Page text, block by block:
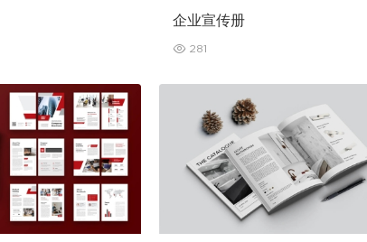
企业宣传册
281